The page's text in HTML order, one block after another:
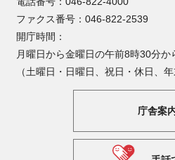
ファクス番号：046-822-2539
開庁時間：
月曜日から金曜日の午前8時30分か
（土曜日・日曜日、祝日・休日、年
庁舎案